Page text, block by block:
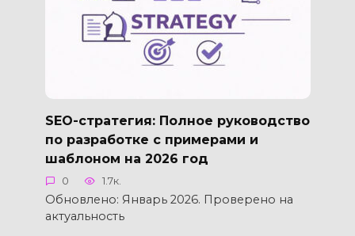
SEO-стратегия: Полное руководство
по разработке с примерами и
шаблоном на 2026 год
0 1.7к.
Обновлено: Январь 2026. Проверено на
актуальность